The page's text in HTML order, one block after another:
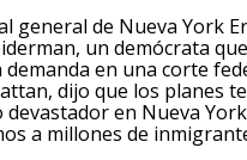
general de Nueva York
un demócrata
demanda en una corte
dijo que los planes
devastador en Nueva
a millones de